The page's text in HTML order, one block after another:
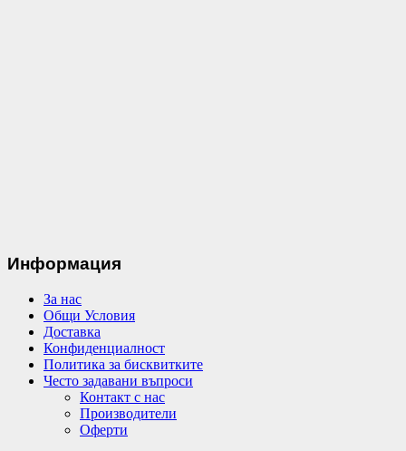
Информация
За нас
Общи Условия
Доставка
Конфиденциалност
Политика за бисквитките
Често задавани въпроси
Контакт с нас
Производители
Оферти